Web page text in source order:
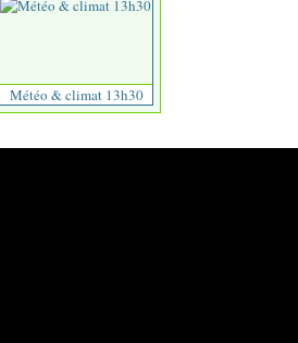
Météo & climat 13h30